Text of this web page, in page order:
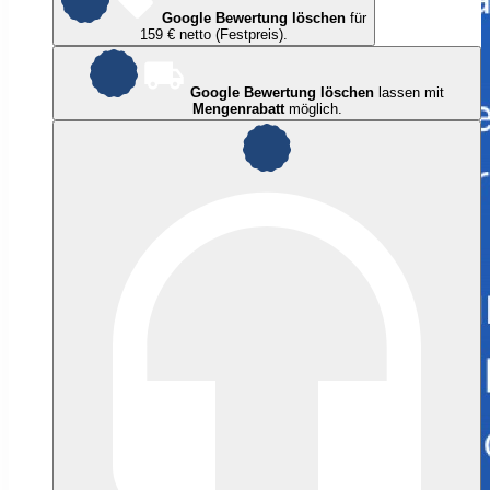
Google Bewertung löschen für
159 € netto (Festpreis).
Google Bewertung löschen lassen mit
Mengenrabattmöglich.